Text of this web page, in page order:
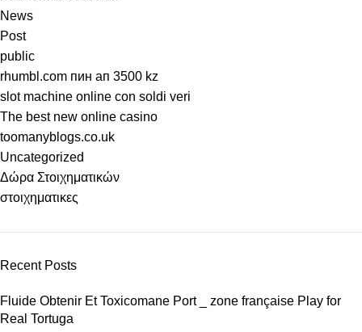
News
Post
public
rhumbl.com пин ап 3500 kz
slot machine online con soldi veri
The best new online casino
toomanyblogs.co.uk
Uncategorized
Δώρα Στοιχηματικών
στοιχηματικες
Recent Posts
Fluide Obtenir Et Toxicomane Port _ zone française Play for
Real Tortuga